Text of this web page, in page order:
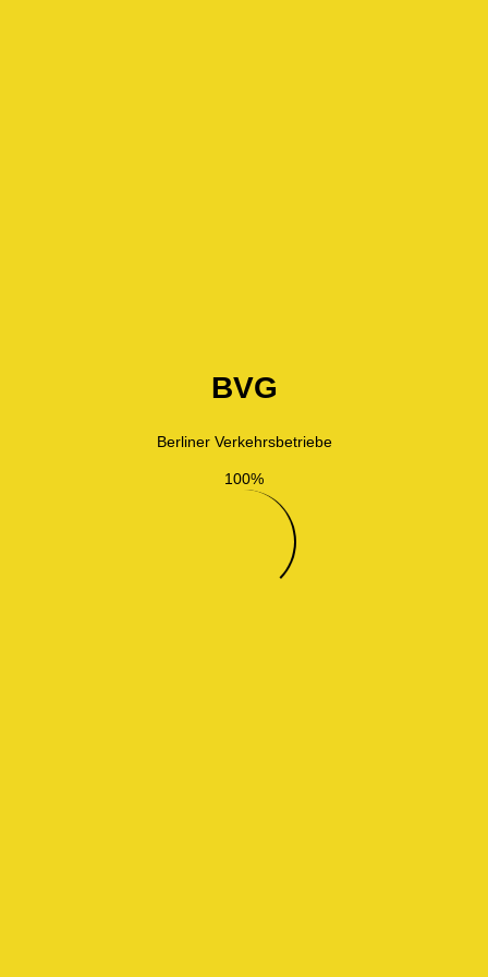
BVG
Berliner Verkehrsbetriebe
100%